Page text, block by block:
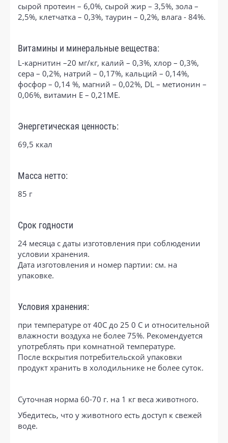
сырой протеин – 6,0%, сырой жир – 3,5%, зола –
2,5%, клетчатка – 0,3%, таурин – 0,2%, влага - 84%.
Витамины и минеральные вещества:
L-карнитин –20 мг/кг, калий – 0,3%, хлор – 0,3%,
сера – 0,2%, натрий – 0,17%, кальций – 0,14%,
фосфор – 0,14 %, магний – 0,02%, DL – метионин –
0,06%, витамин Е – 0,21МЕ.
Энергетическая ценность:
69,5 ккал
Масса нетто:
85 г
Срок годности
24 месяца с даты изготовления при соблюдении
условии хранения.
Дата изготовления и номер партии: см. на
упаковке.
Условия хранения:
при температуре от 40С до 25 0 С и относительной
влажности воздуха не более 75%. Рекомендуется
употреблять при комнатной температуре.
После вскрытия потребительской упаковки
продукт хранить в холодильнике не более суток.
Суточная норма 60-70 г. на 1 кг веса животного.
Убедитесь, что у животного есть доступ к свежей
воде.